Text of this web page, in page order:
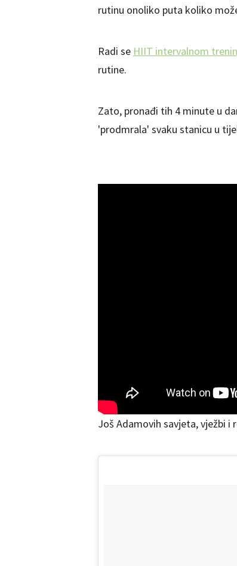
rutinu onoliko puta koliko
Radi se HIIT intervalnom
rutine.
Zato, pronađi tih 4 minute u
'prodmrala' svaku stanicu u
Još Adamovih savjeta, vježbi i